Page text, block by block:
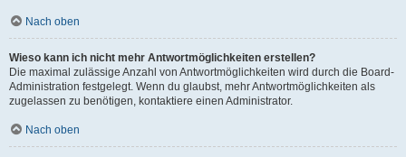
Nach oben
Wieso kann ich nicht mehr Antwortmöglichkeiten erstellen?
Die maximal zulässige Anzahl von Antwortmöglichkeiten wird durch die Board-
Administration festgelegt. Wenn du glaubst, mehr Antwortmöglichkeiten als
zugelassen zu benötigen, kontaktiere einen Administrator.
Nach oben